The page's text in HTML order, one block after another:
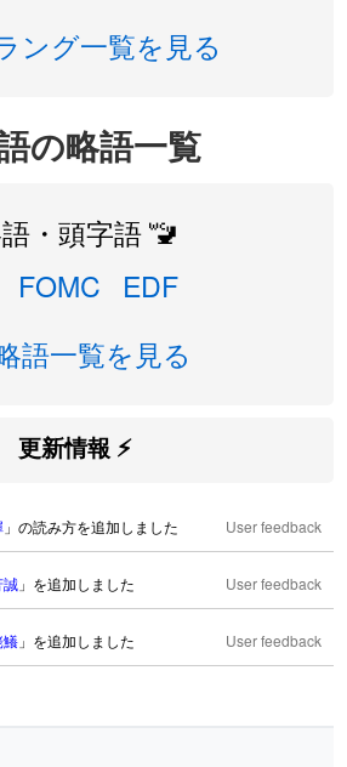
ング一覧を見る
の略語一覧
・頭字語 🚾
FOMC
EDF
語一覧を見る
更新情報 ⚡
」の読み方を追加しました User feedback
誠 」を追加しました User feedback
鱶 」を追加しました User feedback